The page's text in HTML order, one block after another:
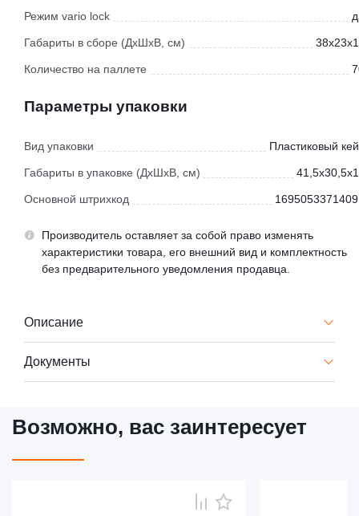
Режим vario lock
Габариты в сборе (ДхШхВ, см)
Количество на паллете
Параметры упаковки
Вид упаковки Пластиковый
Габариты в упаковке (ДхШхВ, см)
Основной штрихкод
Производитель оставляет за собой право изменять
характеристики товара, его внешний вид и комплектность
без предварительного уведомления продавца.
Описание
Документы
Возможно, вас заинтересует